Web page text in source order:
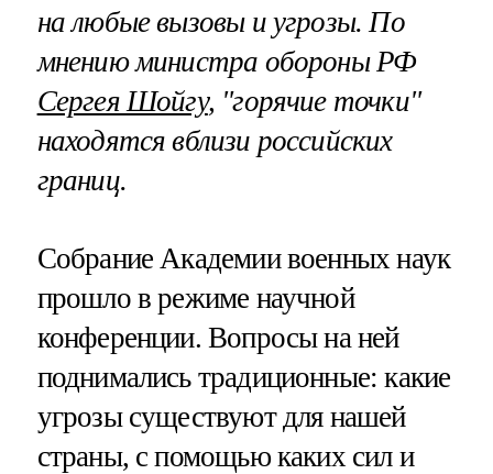
на любые вызовы и угрозы. По
мнению министра обороны РФ
Сергея Шойгу, "горячие точки"
находятся вблизи российских
границ.
Собрание Академии военных наук
прошло в режиме научной
конференции. Вопросы на ней
поднимались традиционные: какие
угрозы существуют для нашей
страны, с помощью каких сил и